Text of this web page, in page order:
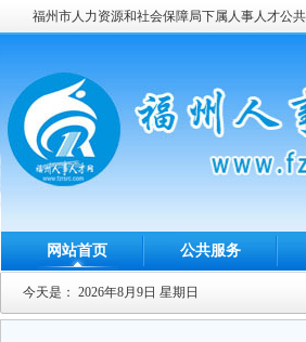
福州市人力资源和社会保障局下属人事人才公
网站首页 公共服务
今天是： 2026年8月9日 星期日